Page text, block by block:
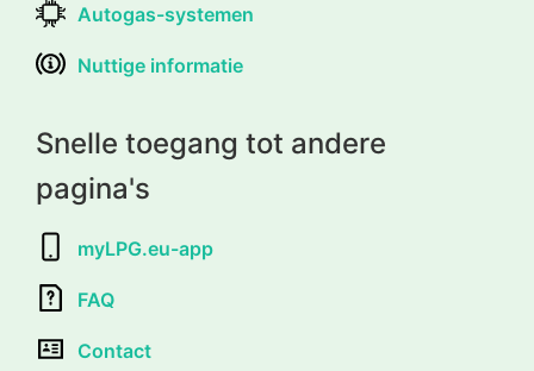
Autogas-systemen
Nuttige informatie
Snelle toegang tot andere
pagina's
myLPG.eu-app
FAQ
Contact